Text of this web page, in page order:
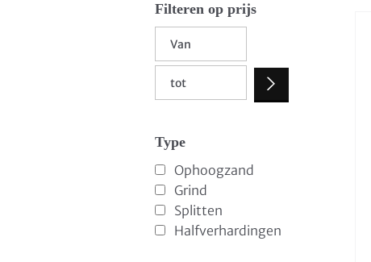
Filteren op prijs
Type
Ophoogzand
Grind
Splitten
Halfverhardingen